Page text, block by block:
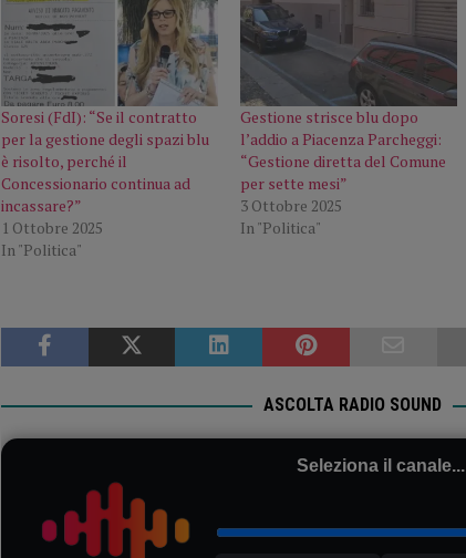
Soresi (FdI): “Se il contratto
per la gestione degli spazi blu
è risolto, perché il
Concessionario continua ad
incassare?”
1 Ottobre 2025
In "Politica"
Gestione strisce blu dopo
l’addio a Piacenza Parcheggi:
“Gestione diretta del Comune
per sette mesi”
3 Ottobre 2025
In "Politica"
ASCOLTA RADIO SOUND
Seleziona il canale...